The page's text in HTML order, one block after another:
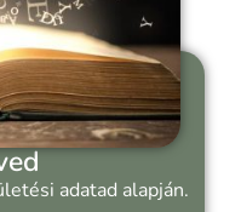
adatad alapján.